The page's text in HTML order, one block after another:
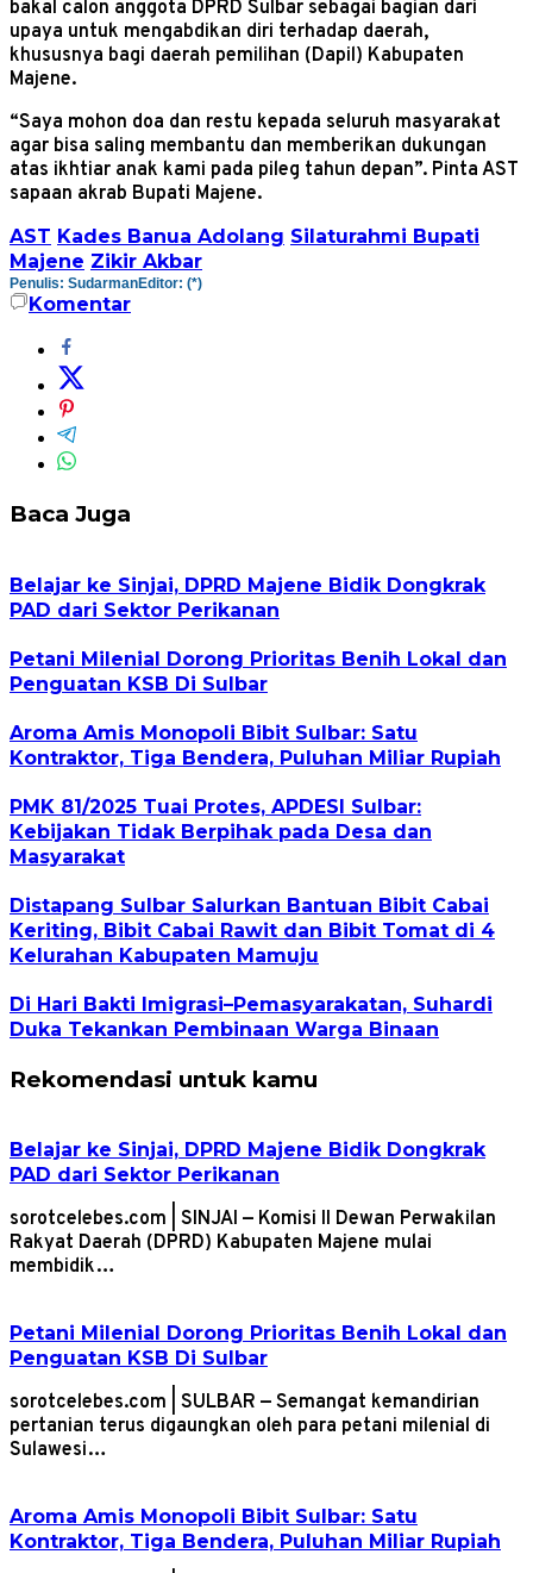
bakal calon anggota DPRD Sulbar sebagai bagian dari
upaya untuk mengabdikan diri terhadap daerah,
khususnya bagi daerah pemilihan (Dapil) Kabupaten
Majene.
“Saya mohon doa dan restu kepada seluruh masyarakat
agar bisa saling membantu dan memberikan dukungan
atas ikhtiar anak kami pada pileg tahun depan”. Pinta AST
sapaan akrab Bupati Majene.
AST Kades Banua Adolang Silaturahmi Bupati
Majene Zikir Akbar
Penulis: SudarmanEditor: (*)
Komentar
Baca Juga
Belajar ke Sinjai, DPRD Majene Bidik Dongkrak
PAD dari Sektor Perikanan
Petani Milenial Dorong Prioritas Benih Lokal dan
Penguatan KSB Di Sulbar
Aroma Amis Monopoli Bibit Sulbar: Satu
Kontraktor, Tiga Bendera, Puluhan Miliar Rupiah
PMK 81/2025 Tuai Protes, APDESI Sulbar:
Kebijakan Tidak Berpihak pada Desa dan
Masyarakat
Distapang Sulbar Salurkan Bantuan Bibit Cabai
Keriting, Bibit Cabai Rawit dan Bibit Tomat di 4
Kelurahan Kabupaten Mamuju
Di Hari Bakti Imigrasi–Pemasyarakatan, Suhardi
Duka Tekankan Pembinaan Warga Binaan
Rekomendasi untuk kamu
Belajar ke Sinjai, DPRD Majene Bidik Dongkrak
PAD dari Sektor Perikanan
sorotcelebes.com | SINJAI — Komisi II Dewan Perwakilan
Rakyat Daerah (DPRD) Kabupaten Majene mulai
membidik…
Petani Milenial Dorong Prioritas Benih Lokal dan
Penguatan KSB Di Sulbar
sorotcelebes.com | SULBAR — Semangat kemandirian
pertanian terus digaungkan oleh para petani milenial di
Sulawesi…
Aroma Amis Monopoli Bibit Sulbar: Satu
Kontraktor, Tiga Bendera, Puluhan Miliar Rupiah